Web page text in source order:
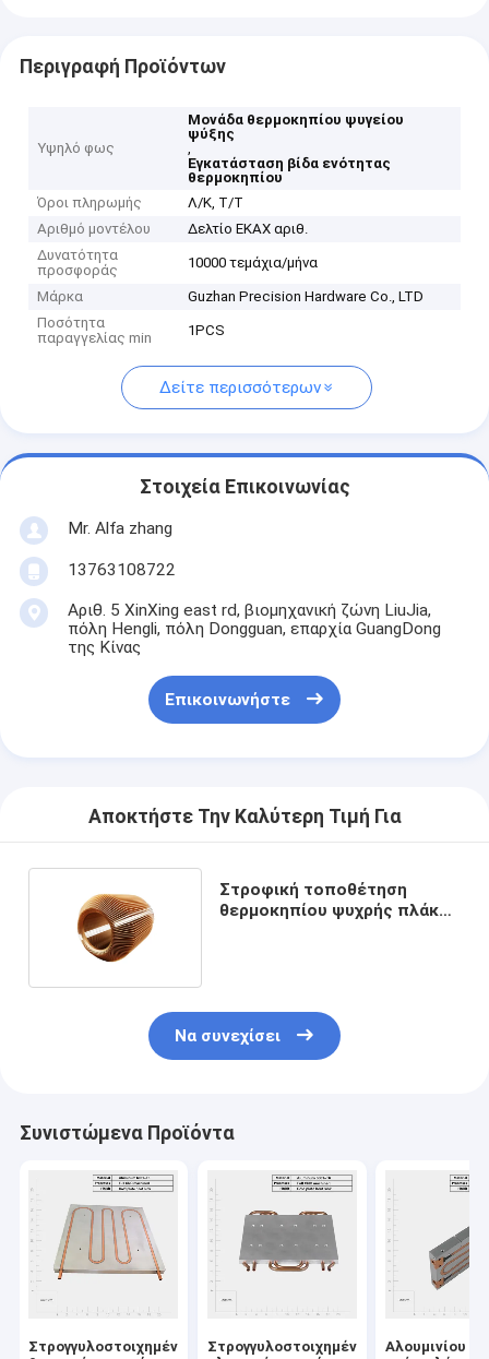
Περιγραφή Προϊόντων
Υψηλό φως
Μονάδα θερμοκηπίου ψυγείου
ψύξης
,
Εγκατάσταση βίδα ενότητας
θερμοκηπίου
Όροι πληρωμής
Λ/Κ, Τ/Τ
Αριθμό μοντέλου
Δελτίο ΕΚΑΧ αριθ.
Δυνατότητα
προσφοράς
10000 τεμάχια/μήνα
Μάρκα
Guzhan Precision Hardware Co., LTD
Ποσότητα
παραγγελίας min
1PCS
Δείτε περισσότερων
Στοιχεία Επικοινωνίας
Mr. Alfa zhang
13763108722
Αριθ. 5 XinXing east rd, βιομηχανική ζώνη LiuJia,
πόλη Hengli, πόλη Dongguan, επαρχία GuangDong
της Κίνας
Επικοινωνήστε
Αποκτήστε Την Καλύτερη Τιμή Για
Στροφική τοποθέτηση
θερμοκηπίου ψυχρής πλάκας
Να συνεχίσει
Συνιστώμενα Προϊόντα
Στρογγυλοστοιχημένος
Στρογγυλοστοιχημένο
Αλουμινίου